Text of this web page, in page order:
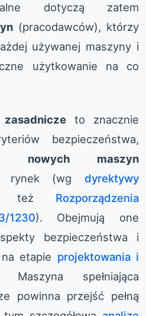
dotyczą zatem
(pracodawców), którzy
używanej maszyny i
użytkowanie na co
to znacznie
bezpieczeństwa,
nowych maszyn
rynek (wg dyrektywy
Rozporządzenia
1230). Obejmują one
bezpieczeństwa i
etapie projektowania i
Maszyna spełniająca
powinna przejść pełną